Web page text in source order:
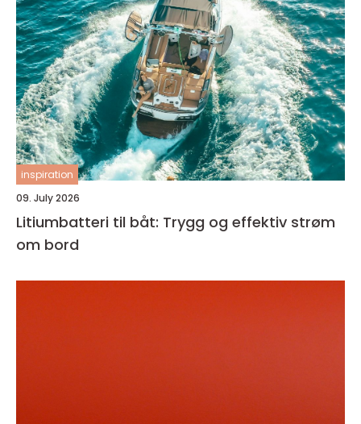
inspiration
09. July 2026
Litiumbatteri til båt: Trygg og effektiv strøm
om bord